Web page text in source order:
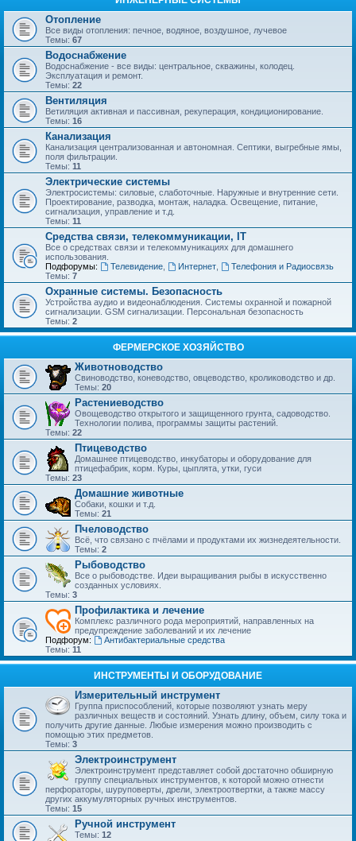
Отопление
Все виды отопления: печное, водяное, воздушное, лучевое
Темы: 67
Водоснабжение
Водоснабжение - все виды: центральное, скважины, колодец.
Эксплуатация и ремонт.
Темы: 22
Вентиляция
Ветиляция активная и пассивная, рекуперация, кондиционирование.
Темы: 16
Канализация
Канализация централизованная и автономная. Септики, выгребные ямы,
поля фильтрации.
Темы: 11
Электрические системы
Электросистемы: силовые, слаботочные. Наружные и внутренние сети.
Проектирование, разводка, монтаж, наладка. Освещение, питание,
сигнализация, управление и т.д.
Темы: 11
Средства связи, телекоммуникации, IT
Все о средствах связи и телекоммуникациях для домашнего
использования.
Подфорумы:
Телевидение, Интернет,
Телефония и Радиосвязь
Темы: 7
Охранные системы. Безопасность
Устройства аудио и видеонаблюдения. Системы охранной и пожарной
сигнализации. GSM сигнализации. Персональная безопасность
Темы: 2
ФЕРМЕРСКОЕ ХОЗЯЙСТВО
Животноводство
Свиноводство, коневодство, овцеводство, кролиководство и др.
Темы: 20
Растениеводство
Овощеводство открытого и защищенного грунта, садоводство.
Технологии полива, программы защиты растений.
Темы: 22
Птицеводство
Домашнее птицеводство, инкубаторы и оборудование для
птицефабрик, корм. Куры, цыплята, утки, гуси
Темы: 23
Домашние животные
Собаки, кошки и т.д.
Темы: 21
Пчеловодство
Всё, что связано с пчёлами и продуктами их жизнедеятельности.
Темы: 2
Рыбоводство
Все о рыбоводстве. Идеи выращивания рыбы в искусственно
созданных условиях.
Темы: 3
Профилактика и лечение
Комплекс различного рода мероприятий, направленных на
предупреждение заболеваний и их лечение
Подфорум:
Антибактериальные средства
Темы: 11
ИНСТРУМЕНТЫ И ОБОРУДОВАНИЕ
Измерительный инструмент
Группа приспособлений, которые позволяют узнать меру
различных веществ и состояний. Узнать длину, объем, силу тока и
получить другие данные. Любые измерения можно производить с
помощью этих предметов.
Темы: 3
Электроинструмент
Электроинструмент представляет собой достаточно обширную
группу специальных инструментов, к которой можно отнести
перфораторы, шуруповерты, дрели, электроотвертки, а также массу
других аккумуляторных ручных инструментов.
Темы: 15
Ручной инструмент
Темы: 12